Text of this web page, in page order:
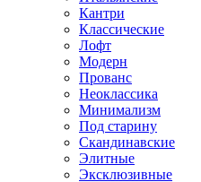
Кантри
Классические
Лофт
Модерн
Прованс
Неоклассика
Минимализм
Под старину
Скандинавские
Элитные
Эксклюзивные